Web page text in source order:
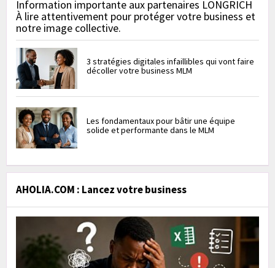
Information importante aux partenaires LONGRICH
À lire attentivement pour protéger votre business et
notre image collective.
3 stratégies digitales infaillibles qui vont faire
décoller votre business MLM
Les fondamentaux pour bâtir une équipe
solide et performante dans le MLM
AHOLIA.COM : Lancez votre business